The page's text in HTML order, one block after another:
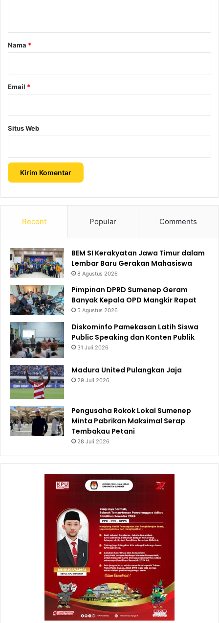
rNama *
Email *
Situs Web
Recent Popular Comments
BEM SI Kerakyatan Jawa Timur dalam
Lembar Baru Gerakan Mahasiswa
8 Agustus 2026
Pimpinan DPRD Sumenep Geram
Banyak Kepala OPD Mangkir Rapat
5 Agustus 2026
Diskominfo Pamekasan Latih Siswa
Public Speaking dan Konten Publik
31 Juli 2026
Madura United Pulangkan Jaja
29 Juli 2026
Pengusaha Rokok Lokal Sumenep
Minta Pabrikan Maksimal Serap
Tembakau Petani
28 Juli 2026